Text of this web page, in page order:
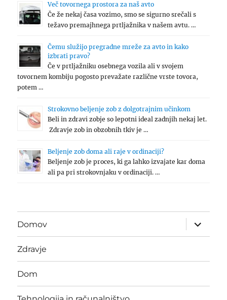
Več tovornega prostora za naš avto
Če že nekaj časa vozimo, smo se sigurno srečali s
težavo premajhnega prtljažnika v našem avtu. …
Čemu služijo pregradne mreže za avto in kako
izbrati pravo?
Če v prtljažniku osebnega vozila ali v svojem
tovornem kombiju pogosto prevažate različne vrste tovora,
potem …
Strokovno beljenje zob z dolgotrajnim učinkom
Beli in zdravi zobje so lepotni ideal zadnjih nekaj let.
Zdravje zob in obzobnih tkiv je …
Beljenje zob doma ali raje v ordinaciji?
Beljenje zob je proces, ki ga lahko izvajate kar doma
ali pa pri strokovnjaku v ordinaciji. …
Domov
expand
child
menu
Zdravje
Dom